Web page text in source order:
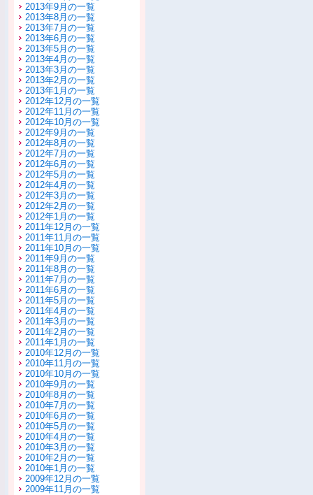
2013年9月の一覧
2013年8月の一覧
2013年7月の一覧
2013年6月の一覧
2013年5月の一覧
2013年4月の一覧
2013年3月の一覧
2013年2月の一覧
2013年1月の一覧
2012年12月の一覧
2012年11月の一覧
2012年10月の一覧
2012年9月の一覧
2012年8月の一覧
2012年7月の一覧
2012年6月の一覧
2012年5月の一覧
2012年4月の一覧
2012年3月の一覧
2012年2月の一覧
2012年1月の一覧
2011年12月の一覧
2011年11月の一覧
2011年10月の一覧
2011年9月の一覧
2011年8月の一覧
2011年7月の一覧
2011年6月の一覧
2011年5月の一覧
2011年4月の一覧
2011年3月の一覧
2011年2月の一覧
2011年1月の一覧
2010年12月の一覧
2010年11月の一覧
2010年10月の一覧
2010年9月の一覧
2010年8月の一覧
2010年7月の一覧
2010年6月の一覧
2010年5月の一覧
2010年4月の一覧
2010年3月の一覧
2010年2月の一覧
2010年1月の一覧
2009年12月の一覧
2009年11月の一覧